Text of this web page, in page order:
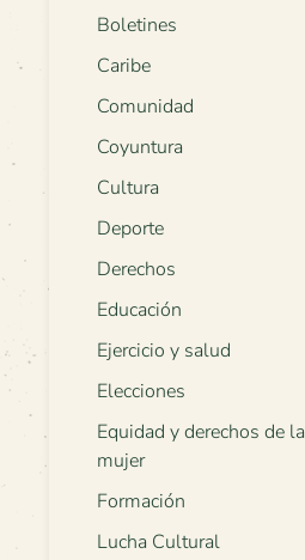
Boletines
Caribe
Comunidad
Coyuntura
Cultura
Deporte
Derechos
Educación
Ejercicio y salud
Elecciones
Equidad y derechos de la
mujer
Formación
Lucha Cultural